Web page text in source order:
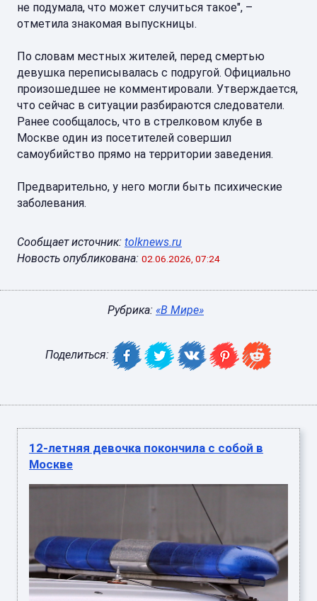
не подумала, что может случиться такое", –
отметила знакомая выпускницы.
По словам местных жителей, перед смертью
девушка переписывалась с подругой. Официально
произошедшее не комментировали. Утверждается,
что сейчас в ситуации разбираются следователи.
Ранее сообщалось, что в стрелковом клубе в
Москве один из посетителей совершил
самоубийство прямо на территории заведения.
Предварительно, у него могли быть психические
заболевания.
Сообщает источник: tolknews.ru
Новость опубликована: 02.06.2026, 07:24
Рубрика: «В Мире»
Поделиться:
12-летняя девочка покончила с собой в
Москве